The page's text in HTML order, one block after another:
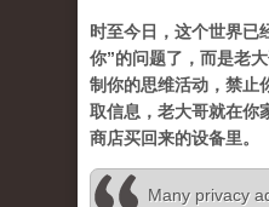
时至今日，这个世界已
你”的问题了，而是老
制你的思维活动，禁止
取信息，老大哥就在你
商店买回来的设备里。
Many privacy